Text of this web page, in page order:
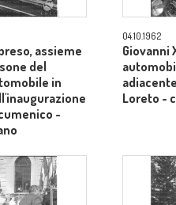
assieme
del
in
-
04.10.1962
Giovanni
Loreto -